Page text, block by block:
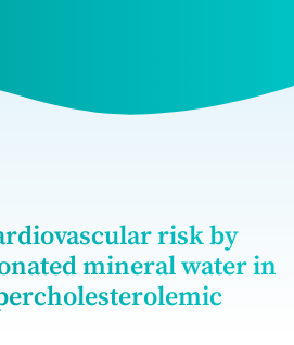
risk by
mineral water in